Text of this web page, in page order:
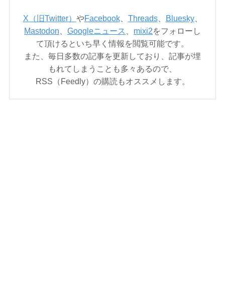
X（旧Twitter） やFacebook、 Threads、 Bluesky、
Mastodon
Googleニュース mixi2をフォローし
て頂けるといち早く情報を閲覧可能です。
また、毎日多数の記事を更新しており、記事が埋
もれてしまうことも多々あるので、
RSS（Feedly）の購読もオススメします。